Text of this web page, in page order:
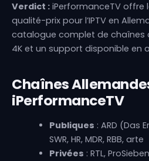
Verdict : iPerformanceTV offre
qualité-prix pour l’IPTV en
catalogue complet de chaînes
4K et un support disponible en
Chaînes
iPerformanceTV
Publiques : ARD (Das
SWR, HR, MDR, RBB, arte
Privées : RTL,